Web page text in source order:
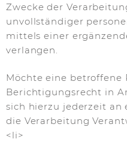
Zwecke der
unvollständiger
mittels einer
verlangen.
Möchte eine betroffene
Berichtigungsrecht in
sich hierzu jederzeit an
die Verarbeitung
<li>